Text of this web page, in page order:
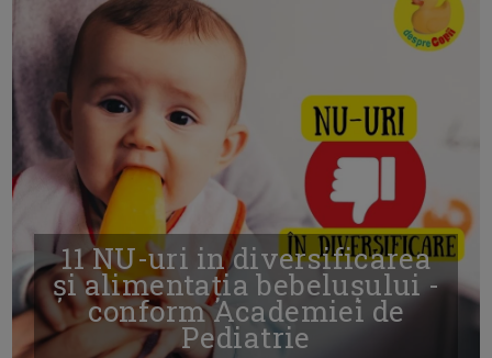
11 NU-uri in diversificarea
și alimentația bebelușului -
conform Academiei de
Pediatrie